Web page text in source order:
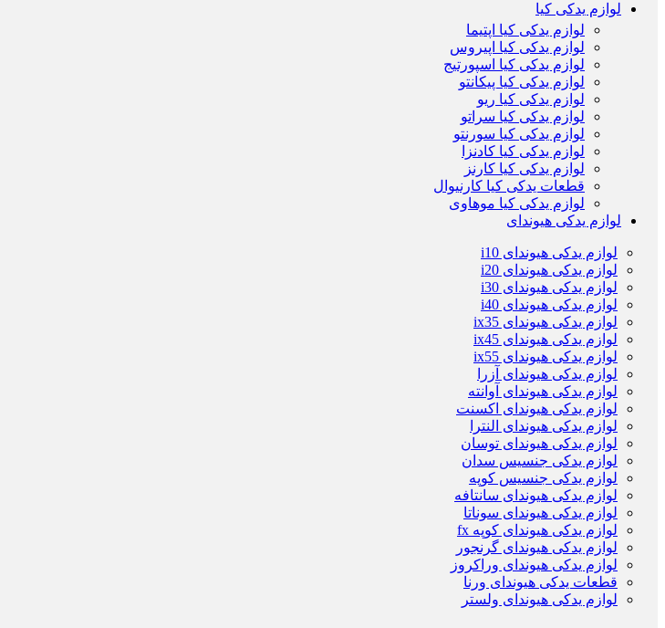
لوازم یدکی کیا
لوازم یدکی کیا اپتیما
لوازم یدکی کیا اپیروس
لوازم یدکی کیا اسپورتیج
لوازم یدکی کیا پیکانتو
لوازم یدکی کیا ریو
لوازم یدکی کیا سراتو
لوازم یدکی کیا سورنتو
لوازم یدکی کیا کادنزا
لوازم یدکی کیا کارنز
قطعات یدکی کیا کارنیوال
لوازم یدکی کیا موهاوی
لوازم یدکی هیوندای
لوازم یدکی هیوندای i10
لوازم یدکی هیوندای i20
لوازم یدکی هیوندای i30
لوازم یدکی هیوندای i40
لوازم یدکی هیوندای ix35
لوازم یدکی هیوندای ix45
لوازم یدکی هیوندای ix55
لوازم یدکی هیوندای آزرا
لوازم یدکی هیوندای آوانته
لوازم یدکی هیوندای اکسنت
لوازم یدکی هیوندای النترا
لوازم یدکی هیوندای توسان
لوازم یدکی جنسیس سدان
لوازم یدکی جنسیس کوپه
لوازم یدکی هیوندای سانتافه
لوازم یدکی هیوندای سوناتا
لوازم یدکی هیوندای کوپه fx
لوازم یدکی هیوندای گرنجور
لوازم یدکی هیوندای وراکروز
قطعات یدکی هیوندای ورنا
لوازم یدکی هیوندای ولستر